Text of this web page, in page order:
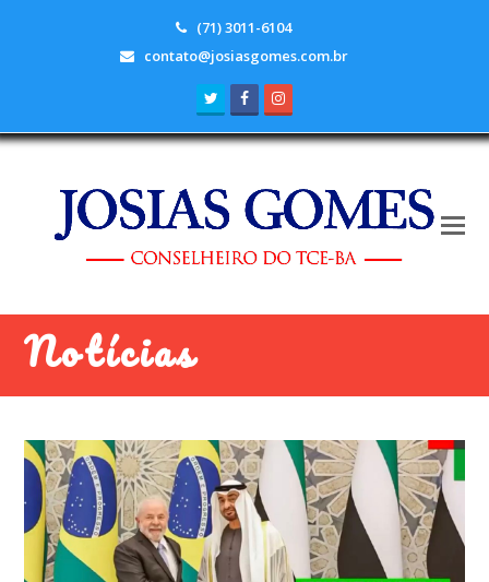
(71) 3011-6104
contato@josiasgomes.com.br
TwitterFacebook
Notícias